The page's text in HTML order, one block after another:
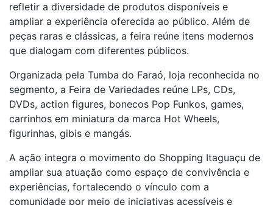
refletir a diversidade de produtos disponíveis e
ampliar a experiência oferecida ao público. Além de
peças raras e clássicas, a feira reúne itens modernos
que dialogam com diferentes públicos.
Organizada pela Tumba do Faraó, loja reconhecida no
segmento, a Feira de Variedades reúne LPs, CDs,
DVDs, action figures, bonecos Pop Funkos, games,
carrinhos em miniatura da marca Hot Wheels,
figurinhas, gibis e mangás.
A ação integra o movimento do Shopping Itaguaçu de
ampliar sua atuação como espaço de convivência e
experiências, fortalecendo o vínculo com a
comunidade por meio de iniciativas acessíveis e